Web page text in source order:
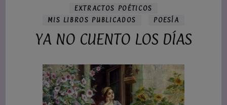
EXTRACTOS POÉTICOS
MIS LIBROS PUBLICADOS
POESÍA
YA NO CUENTO LOS DÍAS